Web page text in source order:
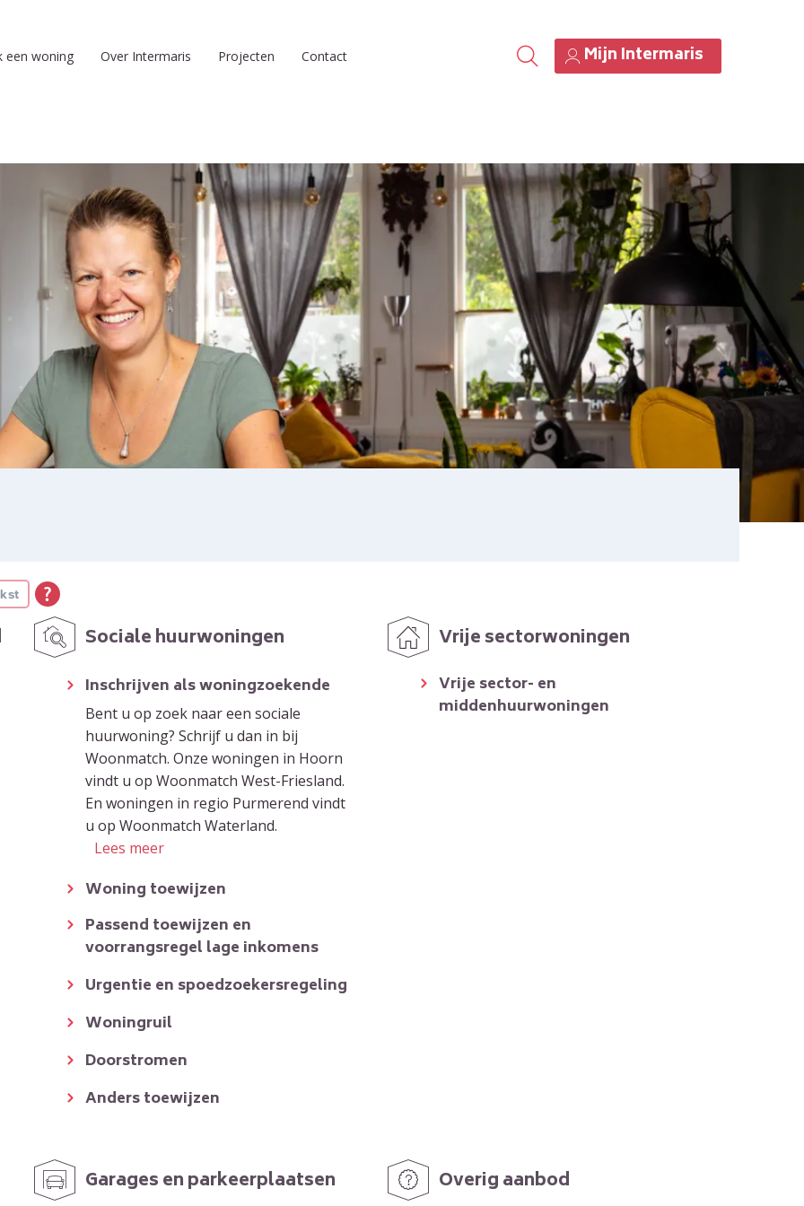
een woning Over Intermaris Projecten Contact Mijn Intermaris
Sociale huurwoningen
Inschrijven als woningzoekende
Bent u op zoek naar een sociale
huurwoning? Schrijf u dan in bij
Woonmatch. Onze woningen in Hoorn
vindt u op Woonmatch West-Friesland.
En woningen in regio Purmerend vindt
u op Woonmatch Waterland.
Lees meer
Woning toewijzen
Passend toewijzen en
voorrangsregel lage inkomens
Urgentie en spoedzoekersregeling
Woningruil
Doorstromen
Anders toewijzen
Vrije sectorwoningen
Vrije sector- en
middenhuurwoningen
Garages en parkeerplaatsen Overig aanbod